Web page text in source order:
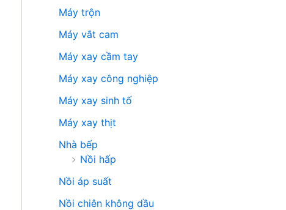
Máy trộn
Máy vắt cam
Máy xay cầm tay
Máy xay công nghiệp
Máy xay sinh tố
Máy xay thịt
Nhà bếp
Nồi hấp
Nồi áp suất
Nồi chiên không dầu